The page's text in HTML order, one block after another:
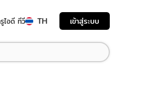
ไอดี ทีวี TH เข้าสู่ระบบ